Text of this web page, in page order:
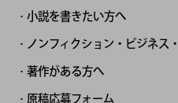
小説を書きたい方へ
ノンフィクション・ビジネス
著作がある方へ
原稿応募フォーム